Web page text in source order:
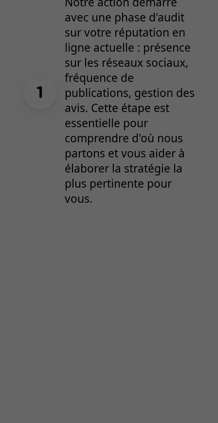
avec une phase d'audit
sur votre réputation en
ligne actuelle : présence
sur les réseaux sociaux,
fréquence de
publications, gestion des
avis. Cette étape est
essentielle pour
comprendre d'où nous
partons et vous aider à
élaborer la stratégie la
plus pertinente pour
vous.